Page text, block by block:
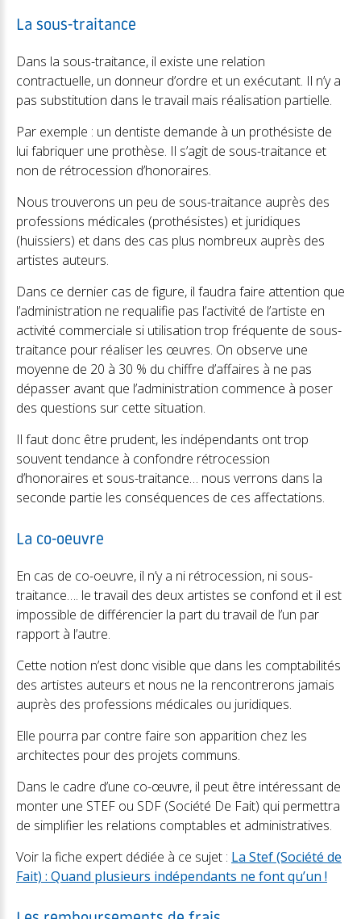
La sous-traitance
Dans la sous-traitance, il existe une relation
contractuelle, un donneur d’ordre et un exécutant. Il n’y a
pas substitution dans le travail mais réalisation partielle.
Par exemple : un dentiste demande à un prothésiste de
lui fabriquer une prothèse. Il s’agit de sous-traitance et
non de rétrocession d’honoraires.
Nous trouverons un peu de sous-traitance auprès des
professions médicales (prothésistes) et juridiques
(huissiers) et dans des cas plus nombreux auprès des
artistes auteurs.
Dans ce dernier cas de figure, il faudra faire attention que
l’administration ne requalifie pas l’activité de l’artiste en
activité commerciale si utilisation trop fréquente de sous-
traitance pour réaliser les œuvres. On observe une
moyenne de 20 à 30 % du chiffre d’affaires à ne pas
dépasser avant que l’administration commence à poser
des questions sur cette situation.
Il faut donc être prudent, les indépendants ont trop
souvent tendance à confondre rétrocession
d’honoraires et sous-traitance… nous verrons dans la
seconde partie les conséquences de ces affectations.
La co-oeuvre
En cas de co-oeuvre, il n’y a ni rétrocession, ni sous-
traitance…. le travail des deux artistes se confond et il est
impossible de différencier la part du travail de l’un par
rapport à l’autre.
Cette notion n’est donc visible que dans les comptabilités
des artistes auteurs et nous ne la rencontrerons jamais
auprès des professions médicales ou juridiques.
Elle pourra par contre faire son apparition chez les
architectes pour des projets communs.
Dans le cadre d’une co-œuvre, il peut être intéressant de
monter une STEF ou SDF (Société De Fait) qui permettra
de simplifier les relations comptables et administratives.
Voir la fiche expert dédiée à ce sujet : La Stef (Société de
Fait) : Quand plusieurs indépendants ne font qu’un !